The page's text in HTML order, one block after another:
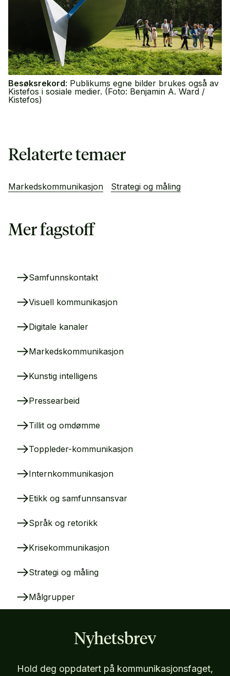
Besøksrekord: Publikums egne bilder brukes også av
Kistefos i sosiale medier. (Foto: Benjamin A. Ward /
Kistefos)
Relaterte temaer
Markedskommunikasjon Strategi og måling
Mer fagstoff
Samfunnskontakt
Visuell kommunikasjon
Digitale kanaler
Markedskommunikasjon
Kunstig intelligens
Pressearbeid
Tillit og omdømme
Toppleder-kommunikasjon
Internkommunikasjon
Etikk og samfunnsansvar
Språk og retorikk
Krisekommunikasjon
Strategi og måling
Målgrupper
Nyhetsbrev
Hold deg oppdatert på kommunikasjonsfaget,